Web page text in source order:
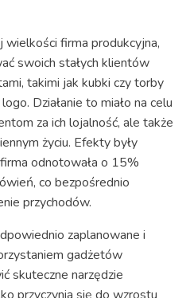
wielkości firma produkcyjna,
swoich stałych klientów
takimi jak kubki czy torby
Działanie to miało na celu
za ich lojalność, ale także
życiu. Efekty były
odnotowała o 15%
co bezpośrednio
przychodów.
zaplanowane i
gadżetów
skuteczne narzędzie
przyczynia się do wzrostu